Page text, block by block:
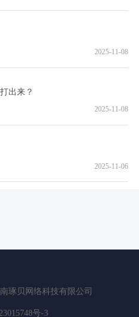
2025-11-08
出来？
2025-11-08
2025-11-06
琢贝网络科技有限公司
号-3